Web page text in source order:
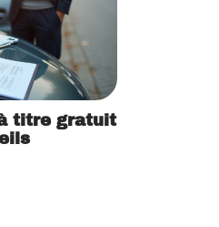
titre gratuit